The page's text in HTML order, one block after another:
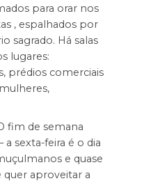
para orar nos
, espalhados por
sagrado. Há salas
lugares:
prédios comerciais
fim de semana
a sexta-feira é o dia
e quase
quer aproveitar a